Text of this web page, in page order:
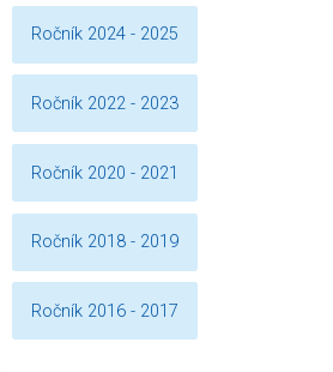
Ročník 2024 - 2025
Ročník 2022 - 2023
Ročník 2020 - 2021
Ročník 2018 - 2019
Ročník 2016 - 2017